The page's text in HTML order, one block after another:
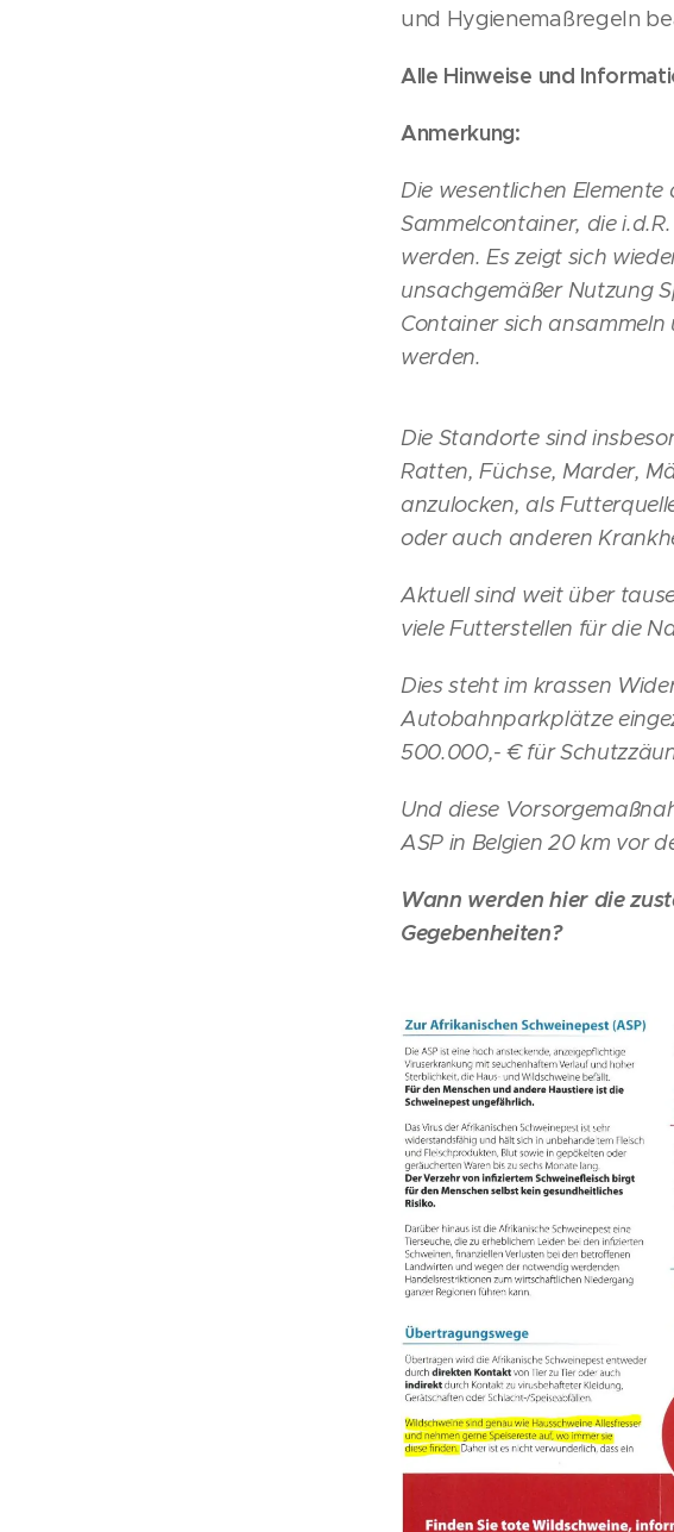
und Hygienemaßregeln
Alle Hinweise und
Anmerkung:
Die wesentlichen
Sammelcontainer, die
werden. Es zeigt sich
unsachgemäßer Nutzung
Container sich
werden.
Die Standorte sind
Ratten, Füchse, Marder,
anzulocken, als
oder auch anderen
Aktuell sind weit über
viele Futterstellen für die
Dies steht im krassen
Autobahnparkplätze
500.000,- € für
Und diese
ASP in Belgien 20 km vor
Wann werden hier die
Gegebenheiten?